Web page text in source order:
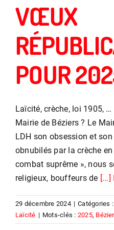
VŒUX
POUR
Laïcité, crèche, loi 1905, …
Mairie de Béziers ? Le
LDH son obsession et
obnubilés par la crèche
combat suprême », nous
religieux, bouffeurs de
29 décembre 2024 | Catégories
Laïcité | Mots-clés : 2025,